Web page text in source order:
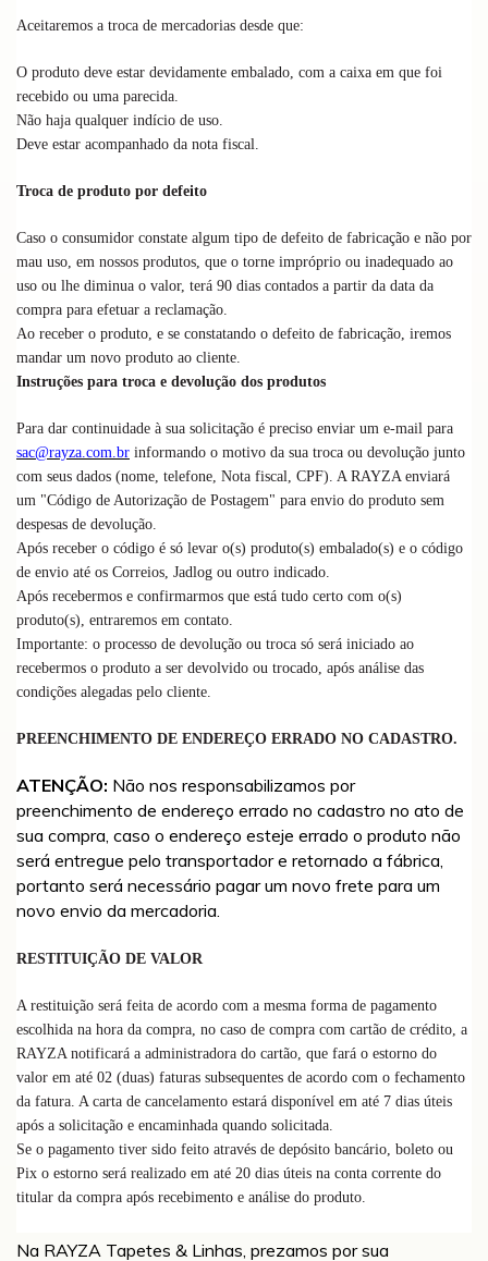
Aceitaremos a troca de mercadorias desde que:
O produto deve estar devidamente embalado, com a caixa em que foi
recebido ou uma parecida.
Não haja qualquer indício de uso.
Deve estar acompanhado da nota fiscal.
Troca de produto por defeito
Caso o consumidor constate algum tipo de defeito de fabricação e não por
mau uso, em nossos produtos, que o torne impróprio ou inadequado ao
uso ou lhe diminua o valor, terá 90 dias contados a partir da data da
compra para efetuar a reclamação.
Ao receber o produto, e se constatando o defeito de fabricação, iremos
mandar um novo produto ao cliente.
Instruções para troca e devolução dos produtos
Para dar continuidade à sua solicitação é preciso enviar um e-mail para
sac@rayza.com.br informando o motivo da sua troca ou devolução junto
com seus dados (nome, telefone, Nota fiscal, CPF). A RAYZA enviará
um "Código de Autorização de Postagem" para envio do produto sem
despesas de devolução.
Após receber o código é só levar o(s) produto(s) embalado(s) e o código
de envio até os Correios, Jadlog ou outro indicado.
Após recebermos e confirmarmos que está tudo certo com o(s)
produto(s), entraremos em contato.
Importante: o processo de devolução ou troca só será iniciado ao
recebermos o produto a ser devolvido ou trocado, após análise das
condições alegadas pelo cliente.
PREENCHIMENTO DE ENDEREÇO ERRADO NO CADASTRO.
ATENÇÃO: Não nos responsabilizamos por
preenchimento de endereço errado no cadastro no ato de
sua compra, caso o endereço esteje errado o produto não
será entregue pelo transportador e retornado a fábrica,
portanto será necessário pagar um novo frete para um
novo envio da mercadoria.
RESTITUIÇÃO DE VALOR
A restituição será feita de acordo com a mesma forma de pagamento
escolhida na hora da compra, no caso de compra com cartão de crédito, a
RAYZA notificará a administradora do cartão, que fará o estorno do
valor em até 02 (duas) faturas subsequentes de acordo com o fechamento
da fatura. A carta de cancelamento estará disponível em até 7 dias úteis
após a solicitação e encaminhada quando solicitada.
Se o pagamento tiver sido feito através de depósito bancário, boleto ou
Pix o estorno será realizado em até 20 dias úteis na conta corrente do
titular da compra após recebimento e análise do produto.
Na RAYZA Tapetes & Linhas, prezamos por sua